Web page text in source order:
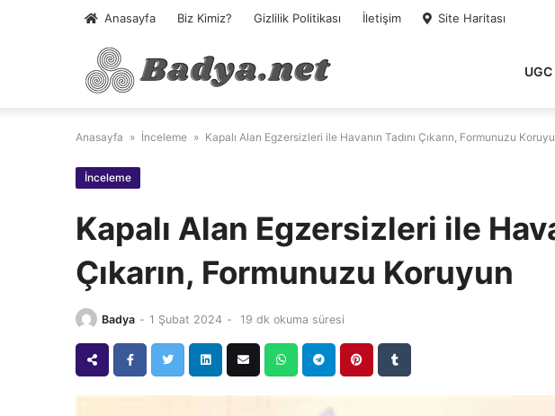
Anasayfa Biz Kimiz? Gizlilik Politikası İletişim Site Haritası
Anasayfa » İnceleme » Kapalı Alan Egzersizleri ile Havanın Tadını Çıkarın, Formunuzu
İnceleme
Kapalı Alan Egzersizleri ile
Çıkarın, Formunuzu Koruyun
Badya - 1 Şubat 2024 - 19 dk okuma süresi